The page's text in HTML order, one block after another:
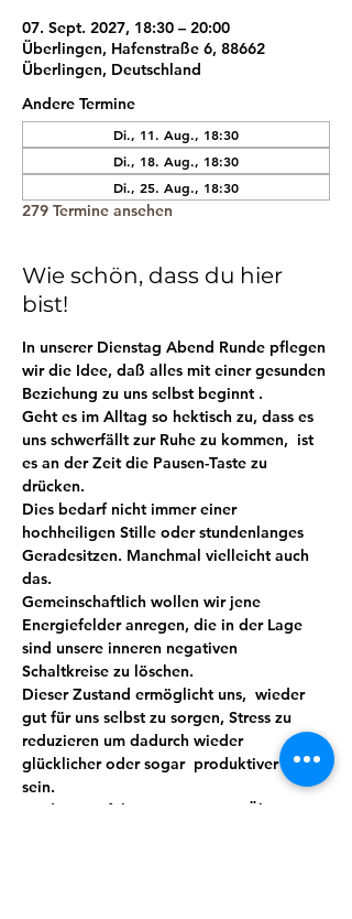
07. Sept. 2027, 18:30 – 20:00
Überlingen, Hafenstraße 6, 88662
Überlingen, Deutschland
Andere Termine
Di., 11. Aug., 18:30
Di., 18. Aug., 18:30
Di., 25. Aug., 18:30
279 Termine ansehen
Wie schön, dass du hier
bist!
In unserer Dienstag Abend Runde pflegen
wir die Idee, daß alles mit einer gesunden
Beziehung zu uns selbst beginnt .
Geht es im Alltag so hektisch zu, dass es
uns schwerfällt zur Ruhe zu kommen,  ist
es an der Zeit die Pausen-Taste zu
drücken.
Dies bedarf nicht immer einer
hochheiligen Stille oder stundenlanges
Geradesitzen. Manchmal vielleicht auch
das.
Gemeinschaftlich wollen wir jene
Energiefelder anregen, die in der Lage
sind unsere inneren negativen
Schaltkreise zu löschen.
Dieser Zustand ermöglicht uns,  wieder
gut für uns selbst zu sorgen, Stress zu
reduzieren um dadurch wieder
glücklicher oder sogar  produktiver zu
sein.
Meditation führt mit ein wenig Übung